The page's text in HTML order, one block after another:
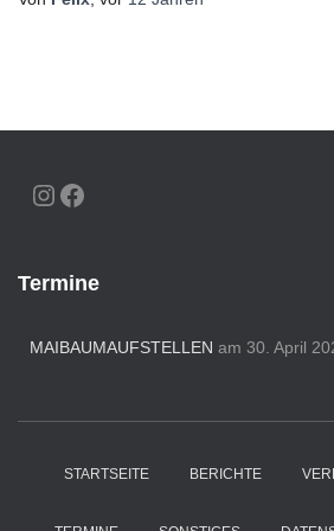
INSTAGRAM
Termine
MAIBAUMAUFSTELLEN am 30. April
STARTSEITE BERICHTE